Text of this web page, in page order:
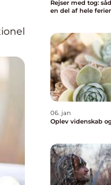
Rejser med tog:
en del af hele
06. jan
Oplev videnskab